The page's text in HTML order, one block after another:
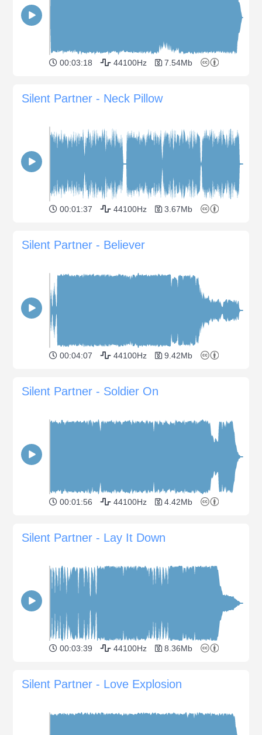
00:03:18 44100Hz 7.54Mb
Silent Partner - Neck Pillow
00:01:37 44100Hz 3.67Mb
Silent Partner - Believer
00:04:07 44100Hz 9.42Mb
Silent Partner - Soldier On
00:01:56 44100Hz 4.42Mb
Silent Partner - Lay It Down
00:03:39 44100Hz 8.36Mb
Silent Partner - Love Explosion